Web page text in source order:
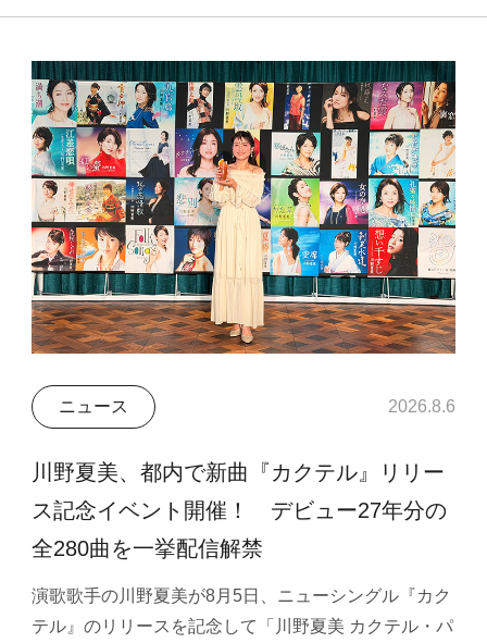
ニュース 2026.8.6
川野夏美、都内で新曲『カクテル』リリー
ス記念イベント開催！ デビュー27年分の
全280曲を一挙配信解禁
演歌歌手の川野夏美が8月5日、ニューシングル『カク
テル』のリリースを記念して「川野夏美 カクテル・パ